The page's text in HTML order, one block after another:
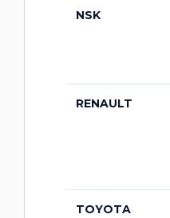
NSK
RENAULT
TOYOTA